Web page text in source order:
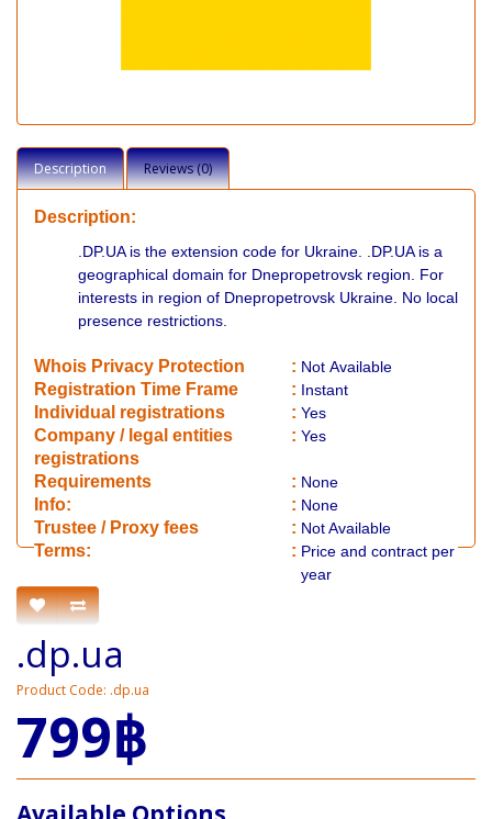
Description Reviews (0)
Description:
.DP.UA is the extension code for Ukraine. .DP.UA is a
geographical domain for Dnepropetrovsk region. For
interests in region of Dnepropetrovsk Ukraine. No local
presence restrictions.
Whois Privacy Protection : Not Available
Registration Time Frame : Instant
Individual registrations : Yes
Company / legal entities
registrations
: Yes
Requirements : None
Info: : None
​Trustee / Proxy fees : Not Available
​​Terms: : Price and contract per
year
.dp.ua
Product Code: .dp.ua
799฿